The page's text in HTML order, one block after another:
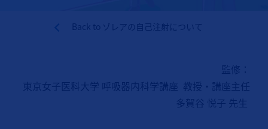
Back to ゾレアの自己注射について
監修：
東京女子医科大学 呼吸器内科学講座 教授・講座主任
多賀谷 悦子 先生